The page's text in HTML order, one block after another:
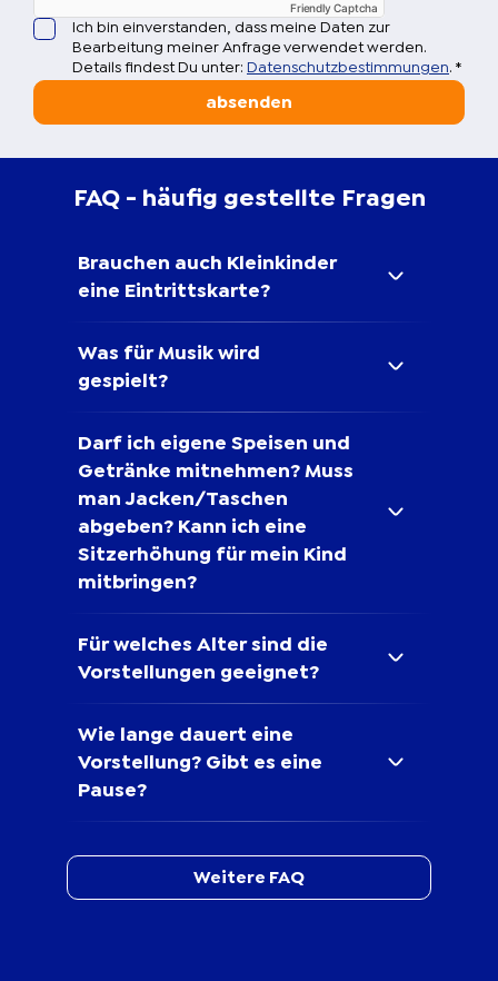
Friendly Captcha
Ich bin einverstanden, dass meine Daten zur
Bearbeitung meiner Anfrage verwendet werden.
Details findest Du unter: Datenschutzbestimmungen. *
absenden
FAQ - häufig gestellte Fragen
Brauchen auch Kleinkinder
eine Eintrittskarte?
Was für Musik wird
gespielt?
Darf ich eigene Speisen und
Getränke mitnehmen? Muss
man Jacken/Taschen
abgeben? Kann ich eine
Sitzerhöhung für mein Kind
mitbringen?
Für welches Alter sind die
Vorstellungen geeignet?
Wie lange dauert eine
Vorstellung? Gibt es eine
Pause?
Weitere FAQ